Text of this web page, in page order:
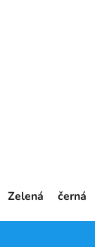
Zelená černá